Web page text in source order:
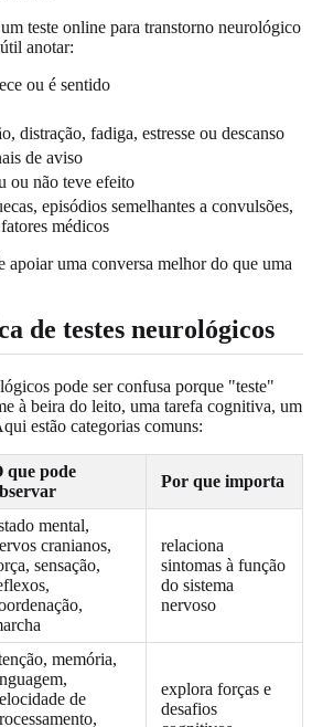
teste online para transtorno neurológico
anotar:
ou é sentido
distração, fadiga, estresse ou descanso
de aviso
ou não teve efeito
episódios semelhantes a convulsões,
médicos
apoiar uma conversa melhor do que uma
de testes neurológicos
pode ser confusa porque "teste"
à beira do leito, uma tarefa cognitiva, um
estão categorias comuns:
que pode
Por que importa
mental,
cranianos,
sensação,
relaciona
sintomas à função
do sistema
nervoso
memória,
de
explora forças e
desafios